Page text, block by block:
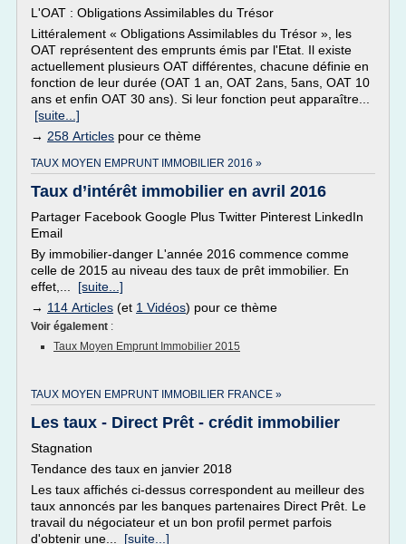
L'OAT : Obligations Assimilables du Trésor
Littéralement « Obligations Assimilables du Trésor », les
OAT représentent des emprunts émis par l'Etat. Il existe
actuellement plusieurs OAT différentes, chacune définie en
fonction de leur durée (OAT 1 an, OAT 2ans, 5ans, OAT 10
ans et enfin OAT 30 ans). Si leur fonction peut apparaître...
[suite...]
→ 258 Articles pour ce thème
TAUX MOYEN EMPRUNT IMMOBILIER 2016 »
Taux d’intérêt immobilier en avril 2016
Partager Facebook Google Plus Twitter Pinterest LinkedIn
Email
By immobilier-danger L'année 2016 commence comme
celle de 2015 au niveau des taux de prêt immobilier. En
effet,... [suite...]
→ 114 Articles (et 1 Vidéos) pour ce thème
Voir également :
Taux Moyen Emprunt Immobilier 2015
TAUX MOYEN EMPRUNT IMMOBILIER FRANCE »
Les taux - Direct Prêt - crédit immobilier
Stagnation
Tendance des taux en janvier 2018
Les taux affichés ci-dessus correspondent au meilleur des
taux annoncés par les banques partenaires Direct Prêt. Le
travail du négociateur et un bon profil permet parfois
d'obtenir une... [suite...]